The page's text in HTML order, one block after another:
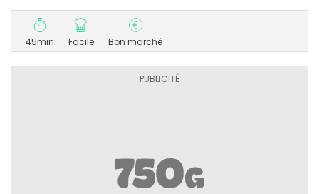
45min Facile Bon marché